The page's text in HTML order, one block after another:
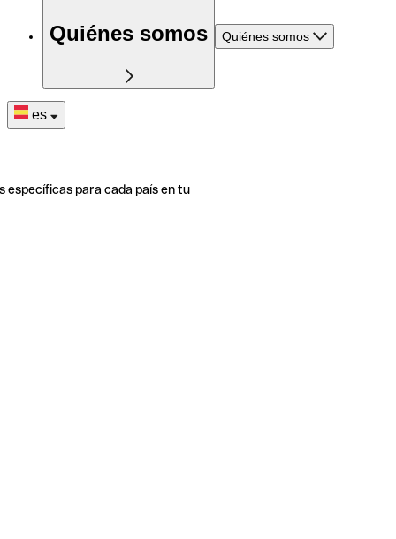
Quiénes somos Quiénes somos
es
específicas para cada país en tu